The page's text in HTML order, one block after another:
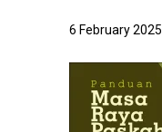
6 February 2025